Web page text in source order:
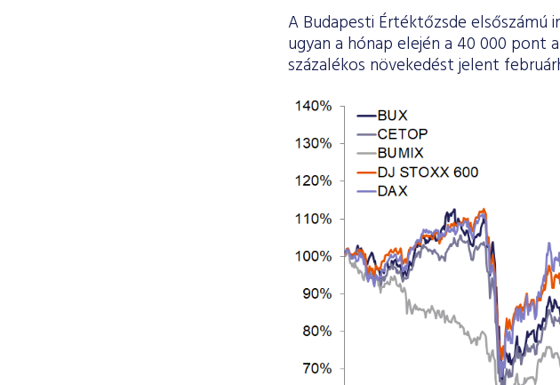
A Budapesti Értéktőzsde elsőszámú
ugyan a hónap elején a 40 000 pont
százalékos növekedést jelent